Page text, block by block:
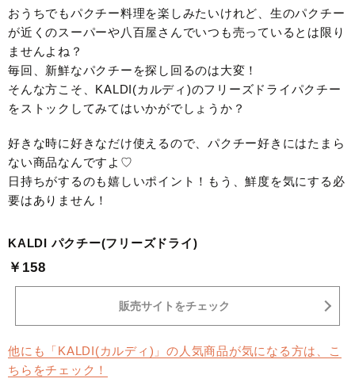
おうちでもパクチー料理を楽しみたいけれど、生のパクチー
が近くのスーパーや八百屋さんでいつも売っているとは限り
ませんよね？
毎回、新鮮なパクチーを探し回るのは大変！
そんな方こそ、KALDI(カルディ)のフリーズドライパクチー
をストックしてみてはいかがでしょうか？
好きな時に好きなだけ使えるので、パクチー好きにはたまら
ない商品なんですよ♡
日持ちがするのも嬉しいポイント！もう、鮮度を気にする必
要はありません！
KALDI パクチー(フリーズドライ)
￥158
販売サイトをチェック
他にも「KALDI(カルディ)」の人気商品が気になる方は、こ
ちらをチェック！